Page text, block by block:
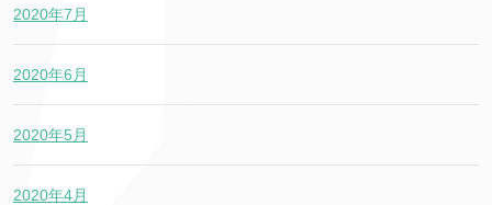
2020年7月
2020年6月
2020年5月
2020年4月